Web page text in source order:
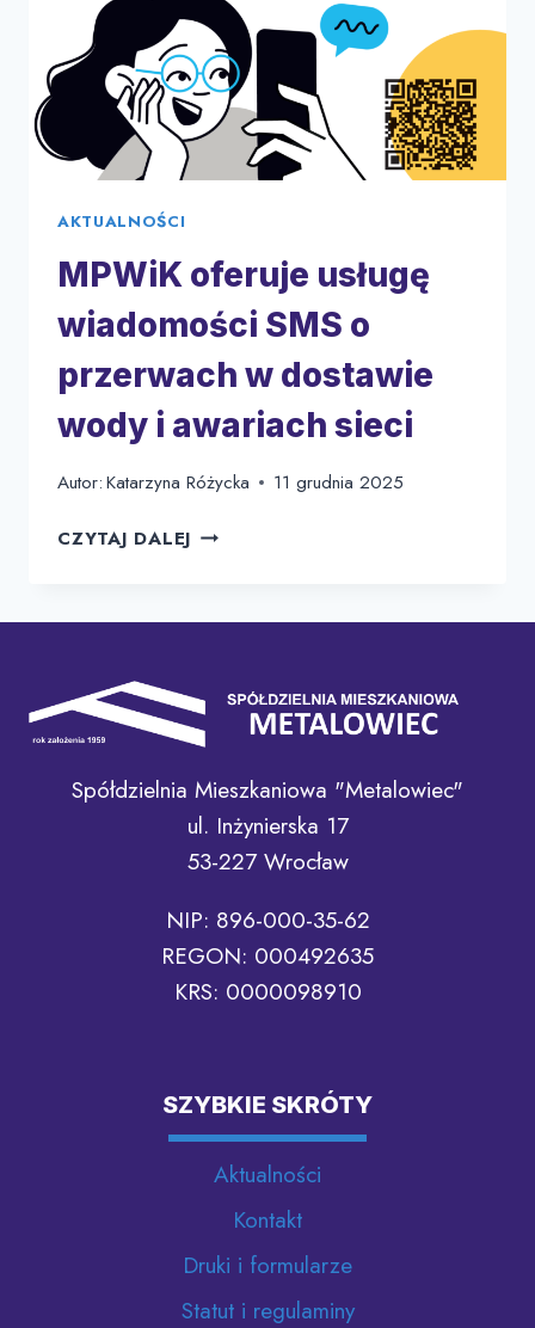
AKTUALNOŚCI
MPWiK oferuje usługę
wiadomości SMS o
przerwach w dostawie
wody i awariach sieci
Autor:Katarzyna Różycka 11 grudnia 2025
CZYTAJ DALEJ MPWIK
WIADOMOŚCI
PRZERWACH
W
WODY
I
AWARIACH
SIECI
Spółdzielnia Mieszkaniowa "Metalowiec"
ul. Inżynierska 17
53-227 Wrocław
NIP: 896-000-35-62
REGON: 000492635
KRS: 0000098910
SZYBKIE SKRÓTY
Aktualności
Kontakt
Druki i formularze
Statut i regulaminy